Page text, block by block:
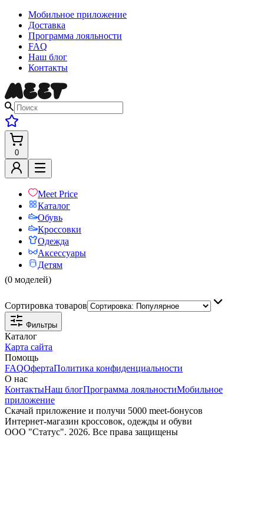
Мобильное приложение
Доставка
Программа лояльности
FAQ
Наш блог
Контакты
0
Meet Price
Каталог
Обувь
Кроссовки
Одежда
Аксессуары
Детям
(0 моделей)
Сортировка товаров
Фильтры
Каталог
Карта сайта
Помощь
FAQОфертаПолитика конфиденциальности
О нас
КонтактыНаш блогПрограмма лояльностиМобильное
приложение
Скачай приложение и получи 5000 meet-бонусов
Интернет-магазин кроссовок, одежды и обуви
ООО "Статус". 2026. Все права защищены